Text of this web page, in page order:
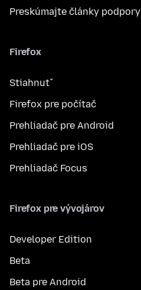
Preskúmajte články podpory
Firefox
Stiahnuť
Firefox pre počítač
Prehliadač pre Android
Prehliadač pre iOS
Prehliadač Focus
Firefox pre vývojárov
Developer Edition
Beta
Beta pre Android